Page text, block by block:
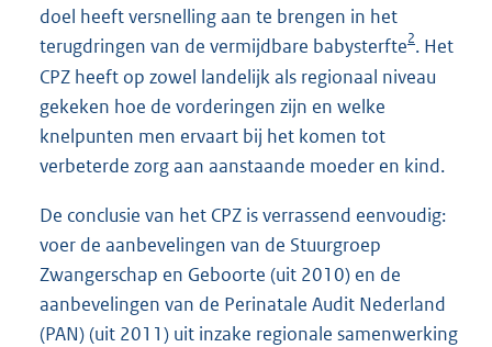
doel heeft versnelling aan te brengen in het
terugdringen van de vermijdbare babysterfte2. Het
CPZ heeft op zowel landelijk als regionaal niveau
gekeken hoe de vorderingen zijn en welke
knelpunten men ervaart bij het komen tot
verbeterde zorg aan aanstaande moeder en kind.
De conclusie van het CPZ is verrassend eenvoudig:
voer de aanbevelingen van de Stuurgroep
Zwangerschap en Geboorte (uit 2010) en de
aanbevelingen van de Perinatale Audit Nederland
(PAN) (uit 2011) uit inzake regionale samenwerking